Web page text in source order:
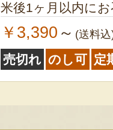
米後1ヶ月以内に
￥3,390 ～ (送料
売切れ のし可 定